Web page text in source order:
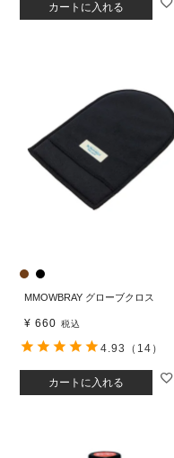
カートに入れる
MMOWBRAY グローブクロス
¥ 660 税込
カートに入れる
4.93 （14）